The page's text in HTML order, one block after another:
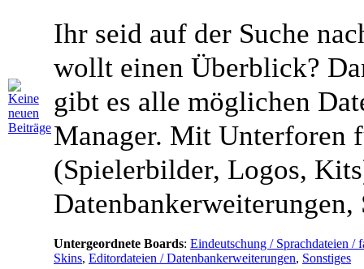
Ihr seid auf der Suche
wollt einen Überblick?
gibt es alle möglichen
Manager. Mit Unterforen
(Spielerbilder, Logos,
Untergeordnete Boards: Eindeutschung / Sprachdateien /
Skins, Editordateien / Datenbankerweiterungen, Sonstiges